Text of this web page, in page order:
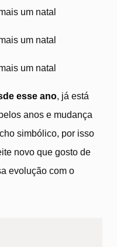
esse ano, já está
anos e mudança
simbólico, por isso
novo que gosto de
evolução com o